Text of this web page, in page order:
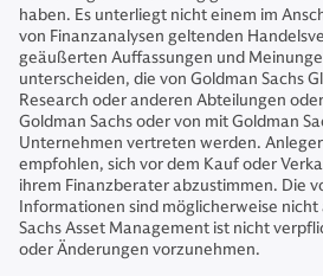
haben. Es unterliegt nicht einem im
von Finanzanalysen geltenden
geäußerten Auffassungen und
unterscheiden, die von Goldman Sachs
Research oder anderen Abteilungen
Goldman Sachs oder von mit Goldman
Unternehmen vertreten werden.
empfohlen, sich vor dem Kauf oder
ihrem Finanzberater abzustimmen. Die
Informationen sind möglicherweise nicht
Sachs Asset Management ist nicht
oder Änderungen vorzunehmen.